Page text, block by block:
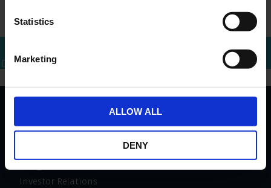
Statistics
Marketing
ALLOW ALL
DENY
Download brochure Bel mij terug
Investor Relations